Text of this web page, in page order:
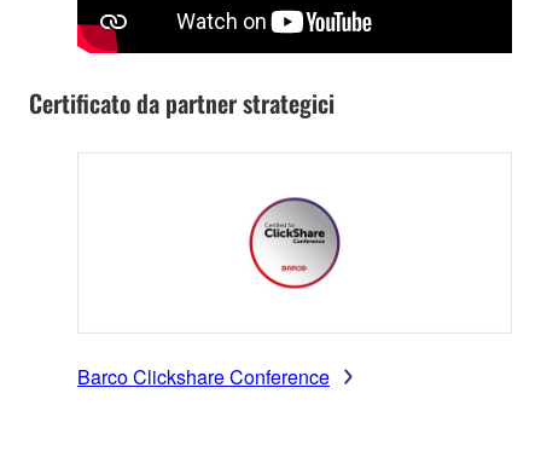
Certificato da partner strategici
Barco Clickshare Conference